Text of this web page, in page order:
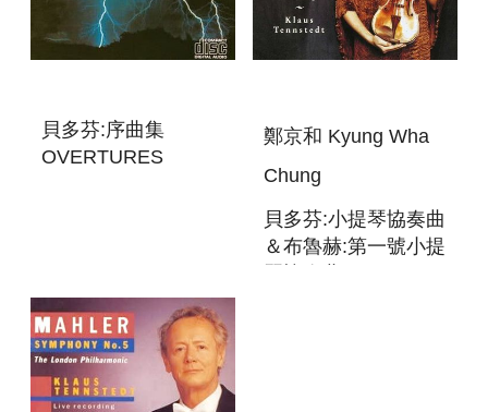
貝多芬:序曲集
OVERTURES
鄭京和 Kyung Wha
Chung
貝多芬:小提琴協奏曲
＆布魯赫:第一號小提